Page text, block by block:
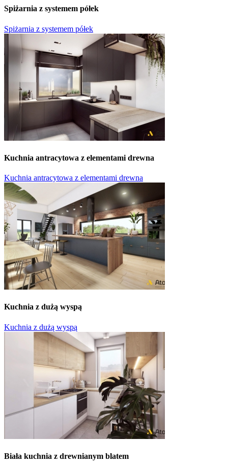
Spiżarnia z systemem półek
Spiżarnia z systemem półek
Kuchnia antracytowa z elementami drewna
Kuchnia antracytowa z elementami drewna
Kuchnia z dużą wyspą
Kuchnia z dużą wyspą
Biała kuchnia z drewnianym blatem